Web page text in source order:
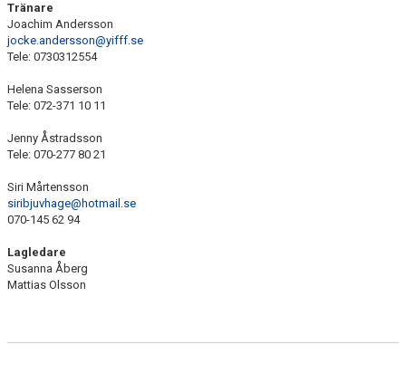
Tränare
Joachim Andersson
jocke.andersson@yifff.se
Tele: 0730312554
Helena Sasserson
Tele: 072-371 10 11
Jenny Åstradsson
Tele: 070-277 80 21
Siri Mårtensson
siribjuvhage@hotmail.se
070-145 62 94
Lagledare
Susanna Åberg
Mattias Olsson